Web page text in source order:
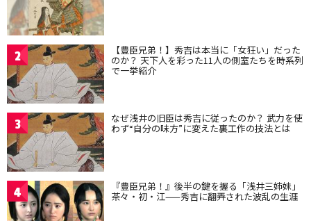
2 【豊臣兄弟！】秀吉は本当に「女狂い」だった
のか？ 天下人を彩った11人の側室たちを時系列
で一挙紹介
3 なぜ浅井の旧臣は秀吉に従ったのか？ 武力を使
わず“自分の味方”に変えた裏工作の技法とは
4 『豊臣兄弟！』後半の鍵を握る「浅井三姉妹」
茶々・初・江——秀吉に翻弄された波乱の生涯